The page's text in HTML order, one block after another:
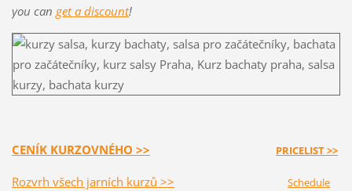
you can get a discount!
CENÍK KURZOVNÉHO >> PRICELIST >>
Rozvrh všech jarních kurzů >>
Schedule